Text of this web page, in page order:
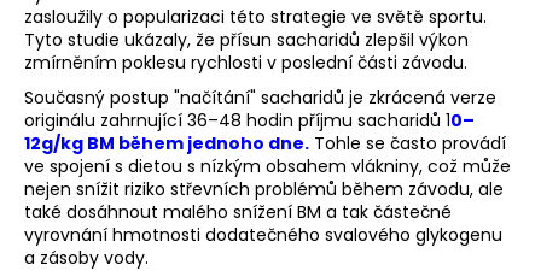
zasloužily o popularizaci této strategie ve světě sportu.
Tyto studie ukázaly, že přísun sacharidů zlepšil výkon
zmírněním poklesu rychlosti v poslední části závodu.
Současný postup "načítání" sacharidů je zkrácená verze
originálu zahrnující 36–48 hodin příjmu sacharidů 10–
12g/kg BM během jednoho dne. Tohle se často provádí
ve spojení s dietou s nízkým obsahem vlákniny, což může
nejen snížit riziko střevních problémů během závodu, ale
také dosáhnout malého snížení BM a tak částečné
vyrovnání hmotnosti dodatečného svalového glykogenu
a zásoby vody.
í
t
?
HLEDAT